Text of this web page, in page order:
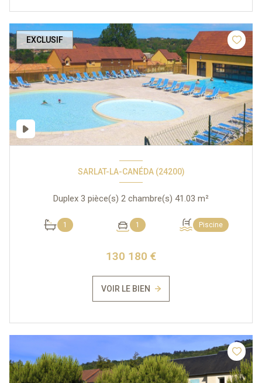
EXCLUSIF
SARLAT-LA-CANÉDA (24200)
Duplex 3 pièce(s) 2 chambre(s) 41.03 m²
1 1 Piscine
130 180 €
VOIR LE BIEN